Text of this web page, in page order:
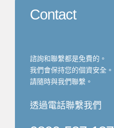
Contact
諮詢和聯繫都是免費的。
我們會保持您的個資安全。
請隨時與我們聯繫。
透過電話聯繫我們